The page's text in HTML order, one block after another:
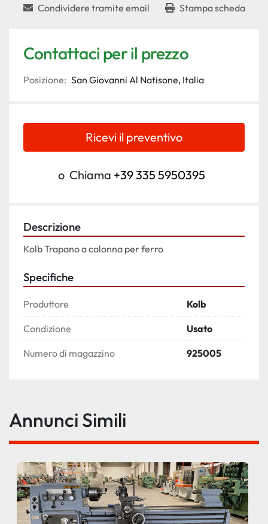
Condividere tramite email Stampa scheda
Contattaci per il prezzo
Posizione: San Giovanni Al Natisone, Italia
Ricevi il preventivo
o Chiama +39 335 5950395
Descrizione
Kolb Trapano a colonna per ferro
Specifiche
Produttore Kolb
Condizione Usato
Numero di magazzino 925005
Annunci Simili